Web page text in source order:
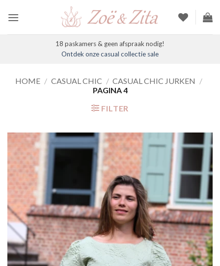
naar
18 paskamers & geen afspraak nodig!
Ontdek onze casual collectie sale
HOME / CASUAL CHIC / CASUAL CHIC JURKEN /
PAGINA 4
FILTER